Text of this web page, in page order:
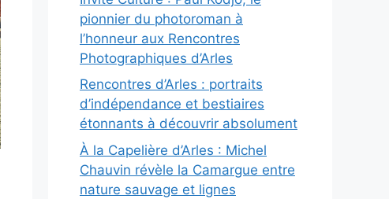
pionnier du photoroman à
l’honneur aux Rencontres
Photographiques d’Arles
Rencontres d’Arles : portraits
d’indépendance et bestiaires
étonnants à découvrir absolument
À la Capelière d’Arles : Michel
Chauvin révèle la Camargue entre
nature sauvage et lignes